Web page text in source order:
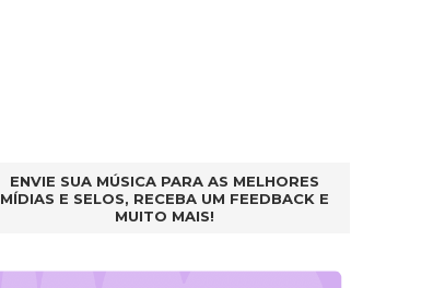
ENVIE SUA MÚSICA PARA AS MELHORES
MÍDIAS E SELOS, RECEBA UM FEEDBACK E
MUITO MAIS!